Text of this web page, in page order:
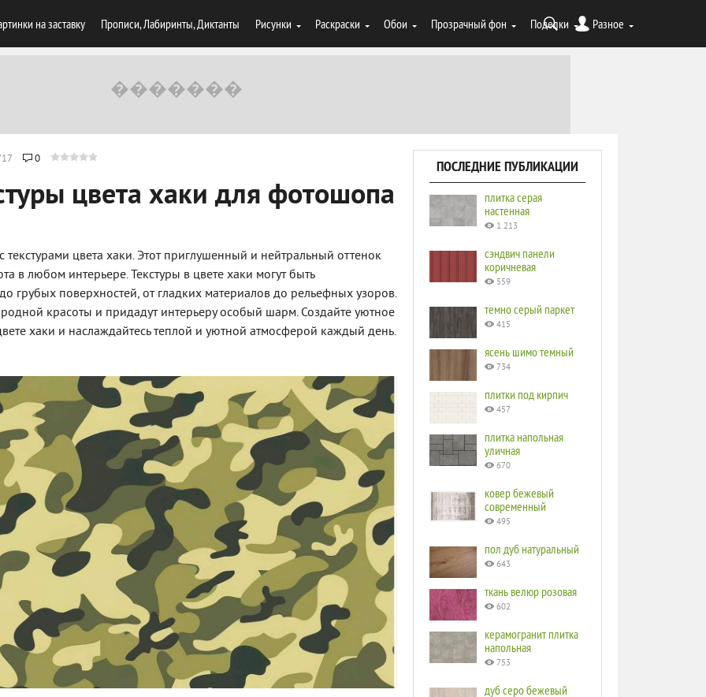
на заставку Прописи, Лабиринты, Диктанты Рисунки Раскраски Обои Прозрачный фон Поделки Разное
0
цвета хаки для фотошопа
текстурами цвета хаки. Этот приглушенный и нейтральный оттенок
в любом интерьере. Текстуры в цвете хаки могут быть
грубых поверхностей, от гладких материалов до рельефных узоров.
красоты и придадут интерьеру особый шарм. Создайте уютное
хаки и наслаждайтесь теплой и уютной атмосферой каждый день.
ПОСЛЕДНИЕ ПУБЛИКАЦИИ
плитка серая
настенная
1 213
сэндвич панели
коричневая
559
темно серый паркет
415
ясень шимо темный
734
плитки под кирпич
457
плитка напольная
уличная
670
ковер бежевый
современный
495
пол дуб натуральный
643
ткань велюр розовая
602
керамогранит плитка
напольная
753
дуб серо бежевый